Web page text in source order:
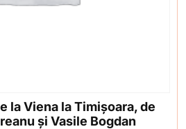
la Viena la Timișoara, de
și Vasile Bogdan